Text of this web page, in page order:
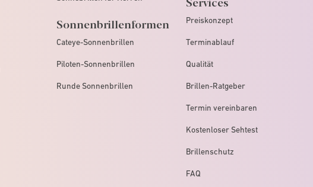
Sonnenbrillenformen
Cateye-Sonnenbrillen
Piloten-Sonnenbrillen
Runde Sonnenbrillen
Preiskonzept
Terminablauf
Qualität
Brillen-Ratgeber
Termin vereinbaren
Kostenloser Sehtest
Brillenschutz
FAQ